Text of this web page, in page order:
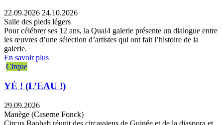
22.09.2026 24.10.2026
Salle des pieds légers
Pour célébrer ses 12 ans, la Quai4 galerie présente un dialogue entre
les œuvres d’une sélection d’artistes qui ont fait l’histoire de la
galerie.
En savoir plus
Cirque
YÉ ! (L’EAU !)
29.09.2026
Manège (Caserne Fonck)
Circus Baobab réunit des circassiens de Guinée et de la diaspora et